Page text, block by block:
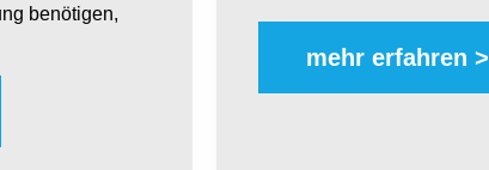
benötigen,
mehr erfahren >